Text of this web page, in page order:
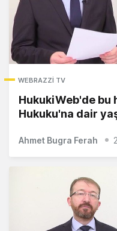
WEBRAZZI TV
HukukiWeb'de bu
Hukuku'na dair
Ahmet Bugra Ferah